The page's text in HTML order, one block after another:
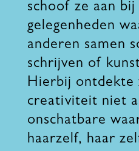
schoof ze aan bij
gelegenheden
anderen samen
schrijven of
Hierbij ontdekte
creativiteit niet
onschatbare
haarzelf, haar